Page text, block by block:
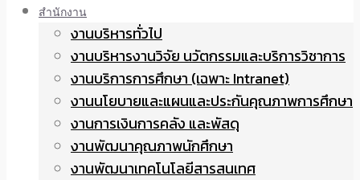
สำนักงาน
งานบริหารทั่วไป
งานบริหารงานวิจัย นวัตกรรมและบริการวิชาการ
งานบริการการศึกษา (เฉพาะ Intranet)
งานนโยบายและแผนและประกันคุณภาพการศึกษา
งานการเงินการคลัง และพัสดุ
งานพัฒนาคุณภาพนักศึกษา
งานพัฒนาเทคโนโลยีสารสนเทศ